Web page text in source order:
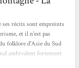
récits sont empreints
et il n'est pas
folklore d'Asie du Sud
ambivalent fortement